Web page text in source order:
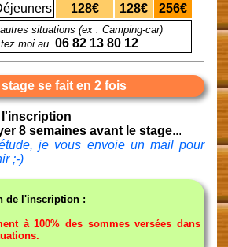
128€ 128€ 256€
situations (ex : Camping-car)
moi au 06 82 13 80 12
se fait en 2 fois
8 semaines avant le stage...
je vous envoie un mail pour
;-)
de l'inscription :
à 100% des sommes versées dans